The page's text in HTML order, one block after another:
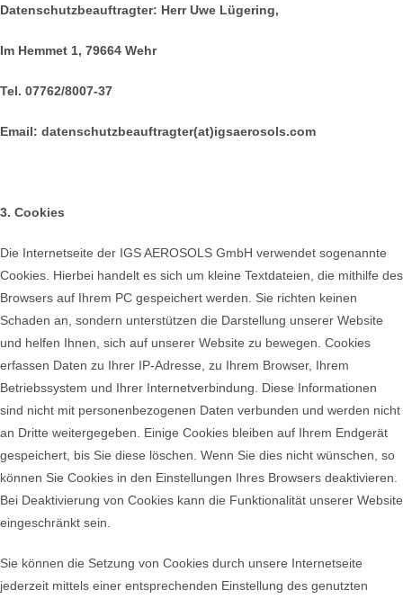
Datenschutzbeauftragter: Herr Uwe Lügering,
Im Hemmet 1, 79664 Wehr
Tel. 07762/8007-37
Email: datenschutzbeauftragter(at)igsaerosols.com
3. Cookies
Die Internetseite der IGS AEROSOLS GmbH verwendet sogenannte
Cookies. Hierbei handelt es sich um kleine Textdateien, die mithilfe des
Browsers auf Ihrem PC gespeichert werden. Sie richten keinen
Schaden an, sondern unterstützen die Darstellung unserer Website
und helfen Ihnen, sich auf unserer Website zu bewegen. Cookies
erfassen Daten zu Ihrer IP-Adresse, zu Ihrem Browser, Ihrem
Betriebssystem und Ihrer Internetverbindung. Diese Informationen
sind nicht mit personenbezogenen Daten verbunden und werden nicht
an Dritte weitergegeben. Einige Cookies bleiben auf Ihrem Endgerät
gespeichert, bis Sie diese löschen. Wenn Sie dies nicht wünschen, so
können Sie Cookies in den Einstellungen Ihres Browsers deaktivieren.
Bei Deaktivierung von Cookies kann die Funktionalität unserer Website
eingeschränkt sein.
Sie können die Setzung von Cookies durch unsere Internetseite
jederzeit mittels einer entsprechenden Einstellung des genutzten